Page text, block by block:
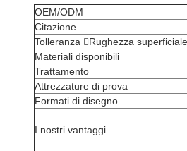
OEM/ODM
Citazione
Tolleranza Rughezza superficiale
Materiali disponibili
Trattamento
Attrezzature di prova
Formati di disegno
I nostri vantaggi